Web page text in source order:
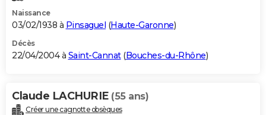
Naissance
03/02/1938 à Pinsaguel (Haute-Garonne)
Décès
22/04/2004 à Saint-Cannat(Bouches-du-Rhône)
Claude LACHURIE (55 ans)
Créer une cagnotte obsèques